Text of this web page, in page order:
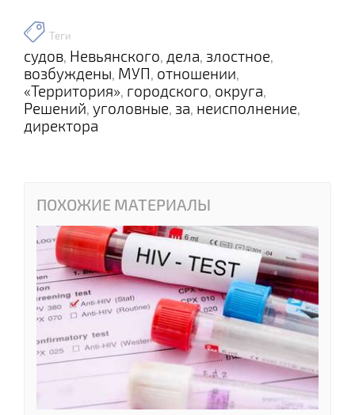
Теги
судов, Невьянского, дела, злостное,
возбуждены, МУП, отношении,
«Территория», городского, округа,
Решений, уголовные, за, неисполнение,
директора
ПОХОЖИЕ МАТЕРИАЛЫ